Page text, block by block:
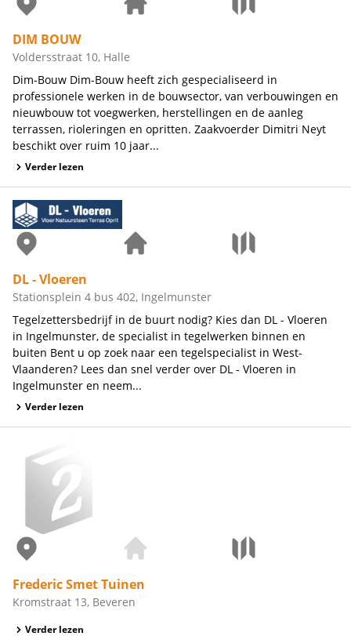
DIM BOUW
Voldersstraat 10, Halle
Dim-Bouw Dim-Bouw heeft zich gespecialiseerd in
professionele werken in de bouwsector, van verbouwingen en
nieuwbouw tot voegwerken, herstellingen en de aanleg
terrassen, rioleringen en opritten. Zaakvoerder Dimitri Neyt
beschikt over ruim 10 jaar...
Verder lezen
DL - Vloeren
Stationsplein 4 bus 402, Ingelmunster
Tegelzettersbedrijf in de buurt nodig? Kies dan DL - Vloeren
in Ingelmunster, de specialist in tegelwerken binnen en
buiten Bent u op zoek naar een tegelspecialist in West-
Vlaanderen? Lees dan snel verder over DL - Vloeren in
Ingelmunster en neem...
Verder lezen
Frederic Smet Tuinen
Kromstraat 13, Beveren
Verder lezen